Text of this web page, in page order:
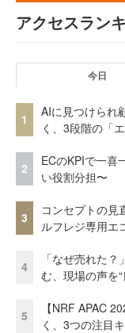
アクセスラン
今日
1
AIに見つけられ
く、3段階の「
2
ECのKPIで一喜
い役割分担〜
3
コンセプトの
ルフレジ専用エ
4
「なぜ売れた
む、現場の声を
5
【NRF APAC
く、3つの注目